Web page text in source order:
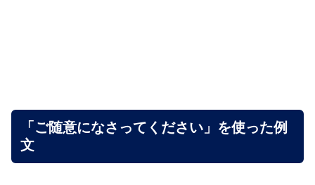
「ご随意になさってください」を使った例
文